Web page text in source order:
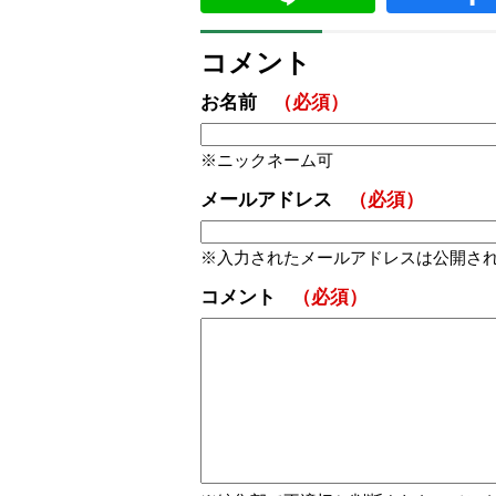
コメント
お名前 （必須）
ニックネーム可
メールアドレス （必須）
入力されたメールアドレスは公開さ
コメント （必須）